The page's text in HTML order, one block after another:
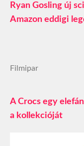
Ryan Gosling új
Amazon eddigi
Filmipar
A Crocs egy
a kollekcióját